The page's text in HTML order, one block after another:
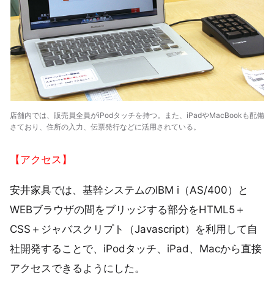
店舗内では、販売員全員がiPodタッチを持つ。また、iPadやMacBookも配備
さており、住所の入力、伝票発行などに活用されている。
【アクセス】
安井家具では、基幹システムのIBM i（AS/400）と
WEBブラウザの間をブリッジする部分をHTML5＋
CSS＋ジャバスクリプト（Javascript）を利用して自
社開発することで、iPodタッチ、iPad、Macから直接
アクセスできるようにした。